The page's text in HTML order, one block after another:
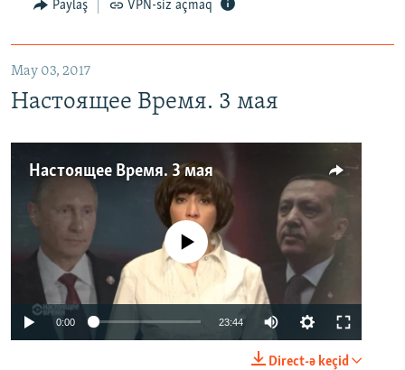
Paylaş VPN-siz açmaq
May 03, 2017
Настоящее Время. 3 мая
Настоящее Время. 3 мая
No media source currently available
0:00 23:44
Direct-ə keçid